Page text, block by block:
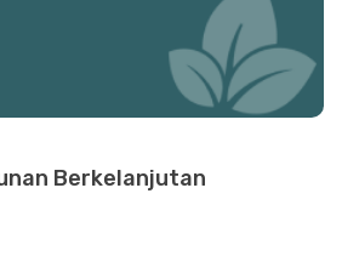
Berkelanjutan